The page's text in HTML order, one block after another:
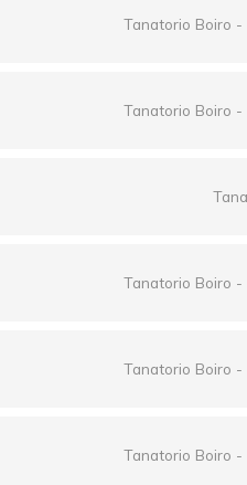
Tanatorio Boiro -
Tanatorio Boiro -
Tanatorio Boiro -
Tanatorio Boiro -
Tanatorio Boiro -